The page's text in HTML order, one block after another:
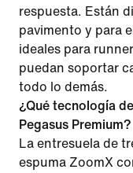
respuesta. Están
pavimento y para
ideales para
puedan soportar
todo lo demás.
¿Qué tecnología
Pegasus Premium?
La entresuela de
espuma ZoomX